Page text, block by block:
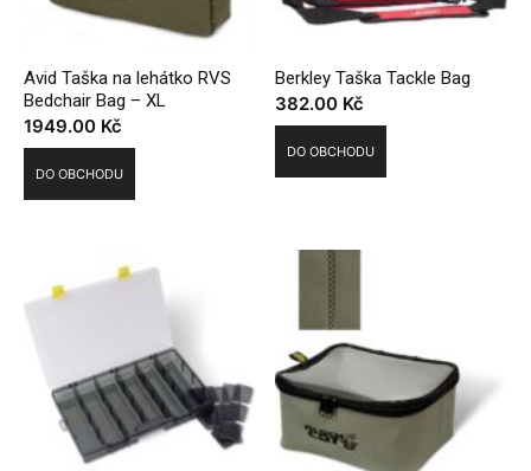
Avid Taška na lehátko RVS
Bedchair Bag – XL
1949.00 Kč
DO OBCHODU
Berkley Taška Tackle Bag
382.00 Kč
DO OBCHODU